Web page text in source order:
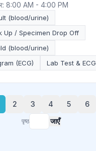
8:00 AM - 4:00 PM
(blood/urine)
Up / Specimen Drop Off
(blood/urine)
(ECG)
Lab Test & ECG
2 3 4 5 6
पृष्ठ जाएँ